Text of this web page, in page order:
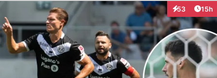
53
Interaktionen
15h